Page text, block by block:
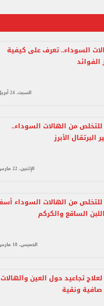
السوداء.. تعرف على كيفية
الفوائد
السبت، 24 أبريل 2021 03:00 ص
من الهالات السوداء..
الأبرز
الإثنين، 22 مارس 2021 02:00 ص
من الهالات السوداء
الساقع والكركم
الخميس، 18 مارس 2021 02:00 ص
تجاعيد حول العين والهالات
ونقية